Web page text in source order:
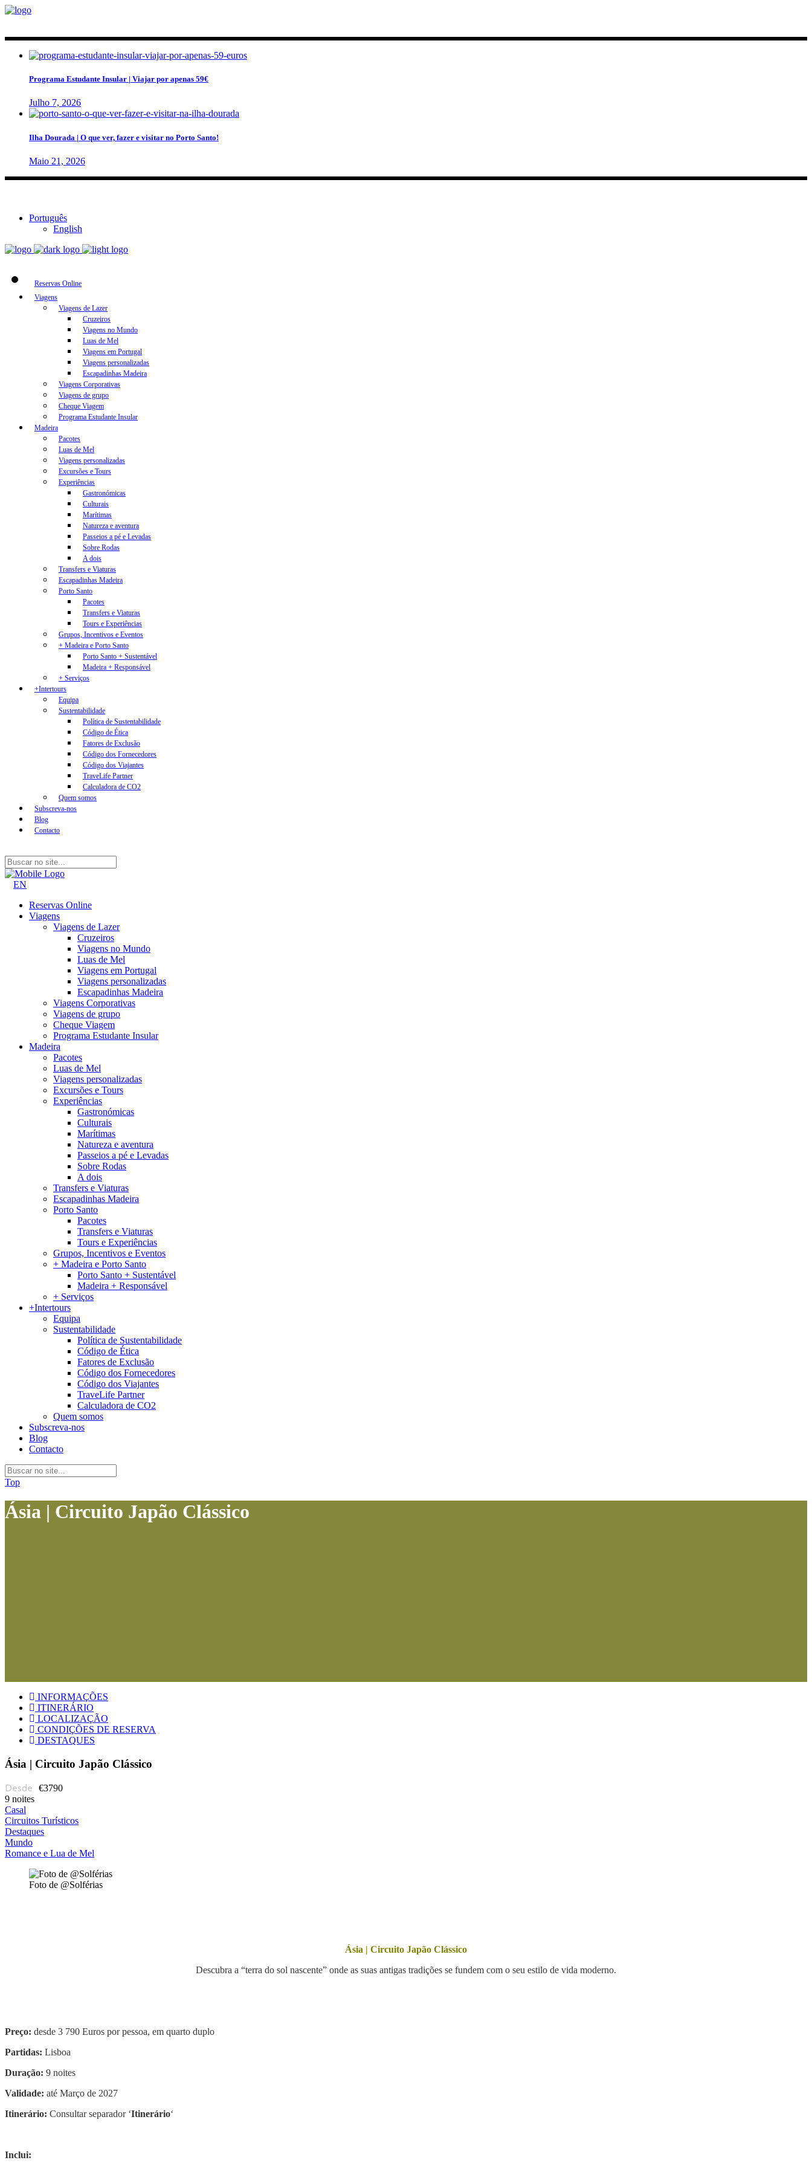
Programa Estudante Insular | Viajar por apenas 59€
Julho 7, 2026
Ilha Dourada | O que ver, fazer e visitar no Porto Santo!
Maio 21, 2026
Português
English
Reservas Online
Viagens
Viagens de Lazer
Cruzeiros
Viagens no Mundo
Luas de Mel
Viagens em Portugal
Viagens personalizadas
Escapadinhas Madeira
Viagens Corporativas
Viagens de grupo
Cheque Viagem
Programa Estudante Insular
Madeira
Pacotes
Luas de Mel
Viagens personalizadas
Excursões e Tours
Experiências
Gastronómicas
Culturais
Marítimas
Natureza e aventura
Passeios a pé e Levadas
Sobre Rodas
A dois
Transfers e Viaturas
Escapadinhas Madeira
Porto Santo
Pacotes
Transfers e Viaturas
Tours e Experiências
Grupos, Incentivos e Eventos
+ Madeira e Porto Santo
Porto Santo + Sustentável
Madeira + Responsável
+ Serviços
+Intertours
Equipa
Sustentabilidade
Política de Sustentabilidade
Código de Ética
Fatores de Exclusão
Código dos Fornecedores
Código dos Viajantes
TraveLife Partner
Calculadora de CO2
Quem somos
Subscreva-nos
Blog
Contacto
EN
Reservas Online
Viagens
Viagens de Lazer
Cruzeiros
Viagens no Mundo
Luas de Mel
Viagens em Portugal
Viagens personalizadas
Escapadinhas Madeira
Viagens Corporativas
Viagens de grupo
Cheque Viagem
Programa Estudante Insular
Madeira
Pacotes
Luas de Mel
Viagens personalizadas
Excursões e Tours
Experiências
Gastronómicas
Culturais
Marítimas
Natureza e aventura
Passeios a pé e Levadas
Sobre Rodas
A dois
Transfers e Viaturas
Escapadinhas Madeira
Porto Santo
Pacotes
Transfers e Viaturas
Tours e Experiências
Grupos, Incentivos e Eventos
+ Madeira e Porto Santo
Porto Santo + Sustentável
Madeira + Responsável
+ Serviços
+Intertours
Equipa
Sustentabilidade
Política de Sustentabilidade
Código de Ética
Fatores de Exclusão
Código dos Fornecedores
Código dos Viajantes
TraveLife Partner
Calculadora de CO2
Quem somos
Subscreva-nos
Blog
Contacto
Top
Ásia | Circuito Japão Clássico
INFORMAÇÕES
ITINERÁRIO
LOCALIZAÇÃO
CONDIÇÕES DE RESERVA
DESTAQUES
Ásia | Circuito Japão Clássico
€3790
9 noites
Casal
Circuitos Turísticos
Destaques
Mundo
Romance e Lua de Mel
Foto de @Solférias
Ásia | Circuito Japão Clássico
Descubra a “terra do sol nascente” onde as suas antigas tradições se fundem com o seu estilo de vida moderno.
Preço: desde 3 790 Euros por pessoa, em quarto duplo
Partidas: Lisboa
Duração: 9 noites
Validade: até Março de 2027
Itinerário: Consultar separador ‘Itinerário‘
Inclui: